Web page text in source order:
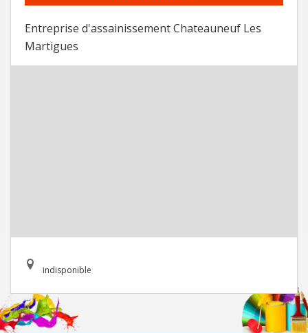
Entreprise d'assainissement Chateauneuf Les
Martigues
indisponible